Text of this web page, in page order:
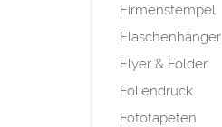
Firmenstempel
Flaschenhänger
Flyer & Folder
Foliendruck
Fototapeten